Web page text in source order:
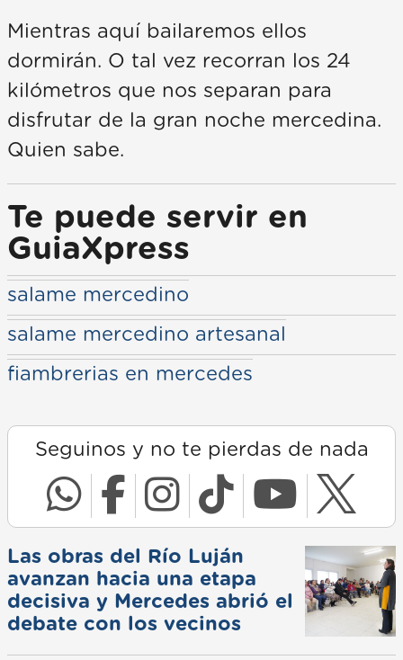
Mientras aquí bailaremos ellos
dormirán. O tal vez recorran los 24
kilómetros que nos separan para
disfrutar de la gran noche mercedina.
Quien sabe.
Te puede servir en
GuiaXpress
salame mercedino
salame mercedino artesanal
fiambrerias en mercedes
Seguinos y no te pierdas de nada
Las obras del Río Luján
avanzan hacia una etapa
decisiva y Mercedes abrió el
debate con los vecinos